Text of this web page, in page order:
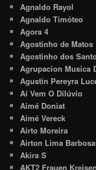
Agnaldo Rayol
Agnaldo Timóteo
Agora 4
Agostinho de Matos
Agostinho dos
Agrupacion Musica
Agustin Pereyra
Aí Vem O Dilúvio
Aimé Doniat
Aimé Vereck
Airto Moreira
Airton Lima Barbosa
Akira S
AKT2 Frauen Kreisen